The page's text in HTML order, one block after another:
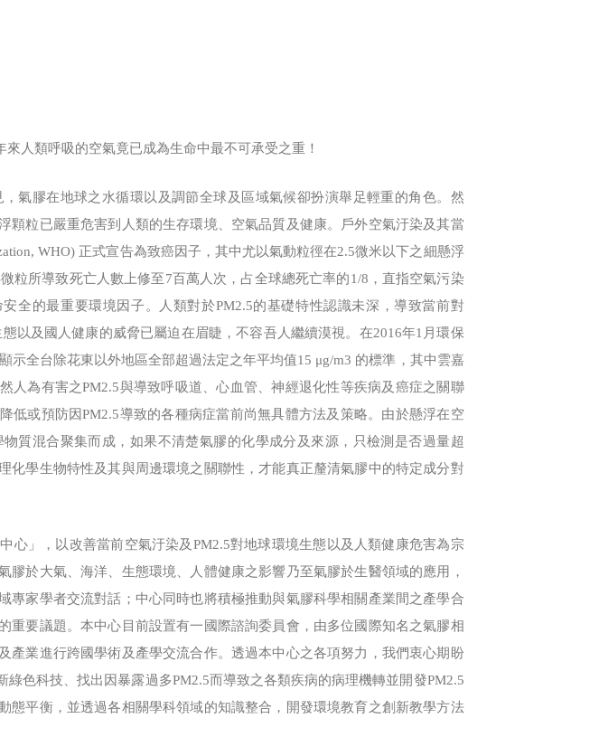
人類呼吸的空氣竟已成為生命中最不可承受之重！
氣膠在地球之水循環以及調節全球及區域氣候卻扮演舉足輕重的角色。然
粒已嚴重危害到人類的生存環境、空氣品質及健康。戶外空氣汙染及其當
WHO) 正式宣告為致癌因子，其中尤以氣動粒徑在2.5微米以下之細懸浮
粒所導致死亡人數上修至7百萬人次，占全球總死亡率的1/8，直指空氣污染
全的最重要環境因子。人類對於PM2.5的基礎特性認識未深，導致當前對
以及國人健康的威脅已屬迫在眉睫，不容吾人繼續漠視。在2016年1月環保
示全台除花東以外地區全部超過法定之年平均值15 μg/m3 的標準，其中雲嘉
人為有害之PM2.5與導致呼吸道、心血管、神經退化性等疾病及癌症之關聯
低或預防因PM2.5導致的各種病症當前尚無具體方法及策略。由於懸浮在空
質混合聚集而成，如果不清楚氣膠的化學成分及來源，只檢測是否過量超
學生物特性及其與周邊環境之關聯性，才能真正釐清氣膠中的特定成分對
」，以改善當前空氣汙染及PM2.5對地球環境生態以及人類健康危害為宗
於大氣、海洋、生態環境、人體健康之影響乃至氣膠於生醫領域的應用，
專家學者交流對話；中心同時也將積極推動與氣膠科學相關產業間之產學合
要議題。本中心目前設置有一國際諮詢委員會，由多位國際知名之氣膠相
產業進行跨國學術及產學交流合作。透過本中心之各項努力，我們衷心期盼
色科技、找出因暴露過多PM2.5而導致之各類疾病的病理機轉並開發PM2.5
態平衡，並透過各相關學科領域的知識整合，開發環境教育之創新教學方法